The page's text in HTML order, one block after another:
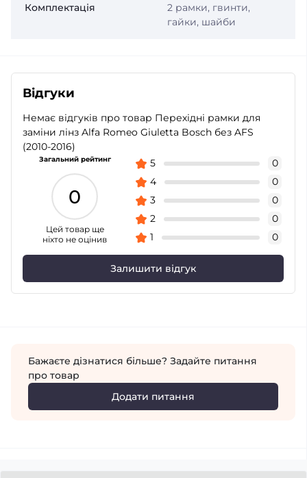
Комплектація
2 рамки, гвинти,
гайки, шайби
Відгуки
Немає відгуків про товар Перехідні рамки для
заміни лінз Alfa Romeo Giuletta Bosch без AFS
(2010-2016)
Загальний рейтинг
0
Цей товар ще
ніхто не оцінив
5
0
4
0
3
0
2
0
1
0
Залишити відгук
Бажаєте дізнатися більше? Задайте питання
про товар
Додати питання